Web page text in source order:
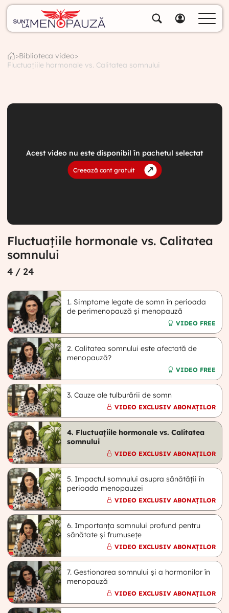
Specialiștii noștri
Soluții
Biblioteca video
Contul meu
>Biblioteca video>
Fluctuațiile hormonale vs. Calitatea somnului
Acest video nu este disponibil în pachetul selectat
Creează cont gratuit
Fluctuațiile hormonale vs. Calitatea
somnului
4/ 24
1. Simptome legate de somn în perioada
de perimenopauză și menopauză
VIDEO FREE
2. Calitatea somnului este afectată de
menopauză?
VIDEO FREE
3. Cauze ale tulburării de somn
VIDEO EXCLUSIV ABONAȚILOR
4. Fluctuațiile hormonale vs. Calitatea
somnului
VIDEO EXCLUSIV ABONAȚILOR
5. Impactul somnului asupra sănătății în
perioada menopauzei
VIDEO EXCLUSIV ABONAȚILOR
6. Importanța somnului profund pentru
sănătate și frumusețe
VIDEO EXCLUSIV ABONAȚILOR
7. Gestionarea somnului și a hormonilor în
menopauză
VIDEO EXCLUSIV ABONAȚILOR